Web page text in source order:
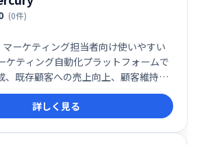
(0件)
ーケティング担当者向け使いやすい
ケティング自動化プラットフォームで
、既存顧客への売上向上、顧客維持率
す。メールマーケティングのベストプ
づいた教育機能も提供し、自動化の最
ンゲージメントの改善を実現します。
を加速させる強力なツールです。
詳しく見る